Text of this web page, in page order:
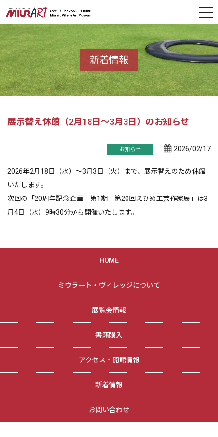
新着情報
展示替え休館（2月18日～3月3日）のお知らせ
お知らせ 2026/02/17
2026年2月 18 日（水）～3月3 日（火）まで、展示替えのため休館
いたします。
次回の「 20周年記念企画 第1期 第20回えひめ工芸作家展」は3
月4日（水） 9時30分から開催いたします。
HOME
ミウラート・ヴィレッジについて
展覧会情報
書籍購入
アクセス・開館情報
新着情報
お問い合わせ